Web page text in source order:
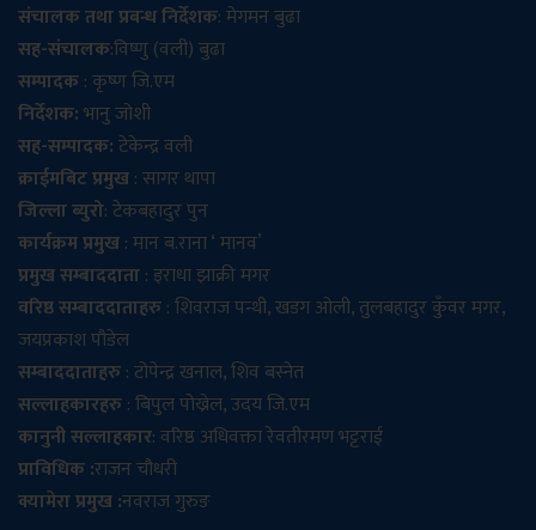
संचालक तथा प्रबन्ध निर्देशक: मेगमन बुढा
सह-संचालक:विष्णु (वली) बुढा
सम्पादक: कृष्ण जि.एम
निर्देशक:भानु जोशी
सह-सम्पादक:टेकेन्द्र वली
क्राईमबिट प्रमुख: सागर थापा
जिल्ला ब्युरो: टेकबहादुर पुन
कार्यक्रम प्रमुख: मान ब.राना ‘ मानव’
प्रमुख सम्बाददाता: इराधा झाक्री मगर
वरिष्ठ सम्बाददाताहरु: शिवराज पन्थी, खडग ओली, तुलबहादुर कुँवर मगर,
जयप्रकाश पौडेल
सम्बाददाताहरु: टोपेन्द्र खनाल, शिव बस्नेत
सल्लाहकारहरु: बिपुल पोख्रेल, उदय जि.एम
कानुनी सल्लाहकार: वरिष्ठ अधिवक्ता रेवतीरमण भट्टराई
प्राविधिक :राजन चौधरी
क्यामेरा प्रमुख :नवराज गुरुङ